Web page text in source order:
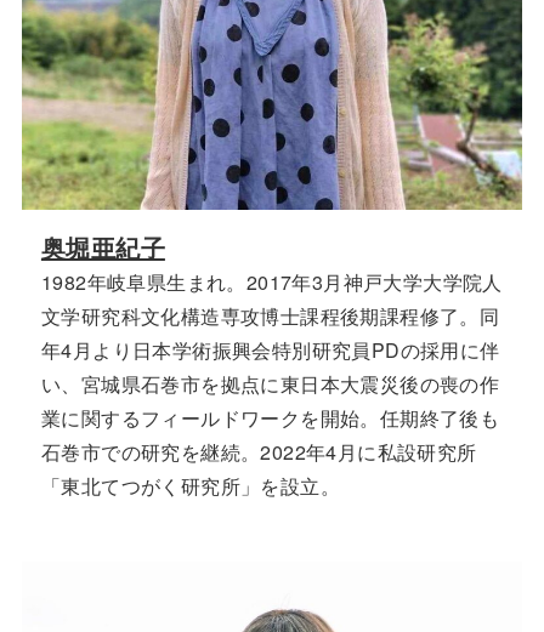
奥堀亜紀子
1982年岐阜県生まれ。2017年3月神戸大学大学院人
文学研究科文化構造専攻博士課程後期課程修了。同
年4月より日本学術振興会特別研究員PDの採用に伴
い、宮城県石巻市を拠点に東日本大震災後の喪の作
業に関するフィールドワークを開始。任期終了後も
石巻市での研究を継続。2022年4月に私設研究所
「東北てつがく研究所」を設立。